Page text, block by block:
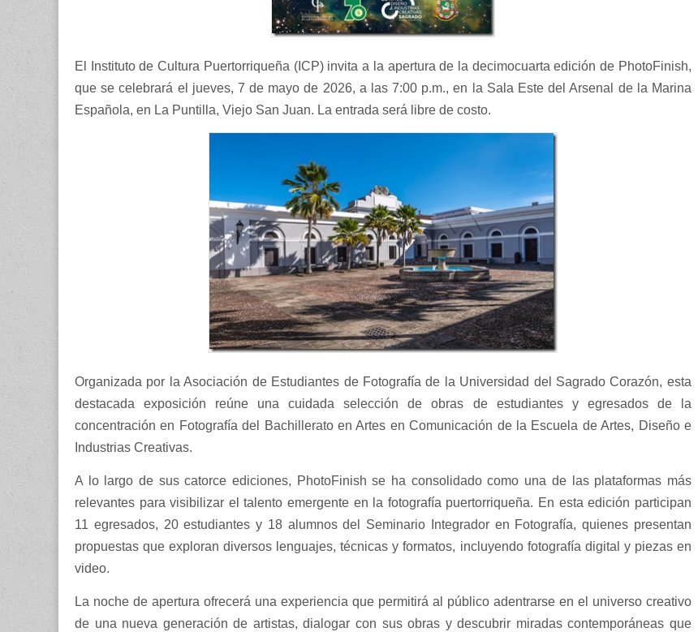
El Instituto de Cultura Puertorriqueña (ICP) invita a la apertura de la decimocuarta edición de PhotoFinish,
que se celebrará el jueves, 7 de mayo de 2026, a las 7:00 p.m., en la Sala Este del Arsenal de la Marina
Española, en La Puntilla, Viejo San Juan. La entrada será libre de costo.
Organizada por la Asociación de Estudiantes de Fotografía de la Universidad del Sagrado Corazón, esta
destacada exposición reúne una cuidada selección de obras de estudiantes y egresados de la
concentración en Fotografía del Bachillerato en Artes en Comunicación de la Escuela de Artes, Diseño e
Industrias Creativas.
A lo largo de sus catorce ediciones, PhotoFinish se ha consolidado como una de las plataformas más
relevantes para visibilizar el talento emergente en la fotografía puertorriqueña. En esta edición participan
11 egresados, 20 estudiantes y 18 alumnos del Seminario Integrador en Fotografía, quienes presentan
propuestas que exploran diversos lenguajes, técnicas y formatos, incluyendo fotografía digital y piezas en
video.
La noche de apertura ofrecerá una experiencia que permitirá al público adentrarse en el universo creativo
de una nueva generación de artistas, dialogar con sus obras y descubrir miradas contemporáneas que